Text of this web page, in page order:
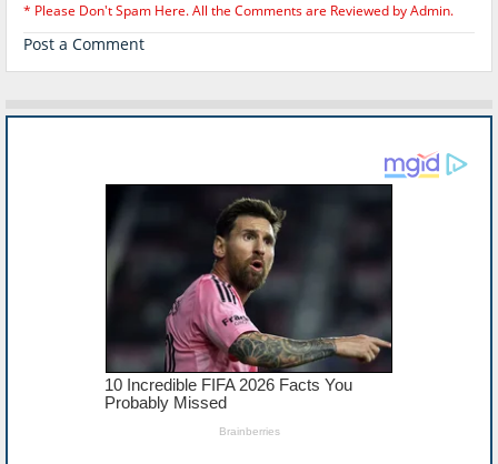
* Please Don't Spam Here. All the Comments are Reviewed by Admin.
Post a Comment